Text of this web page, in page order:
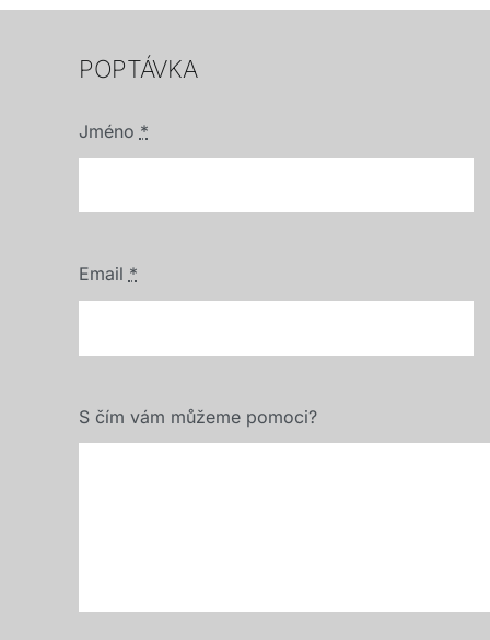
POPTÁVKA
Jméno *
Email *
S čím vám můžeme pomoci?